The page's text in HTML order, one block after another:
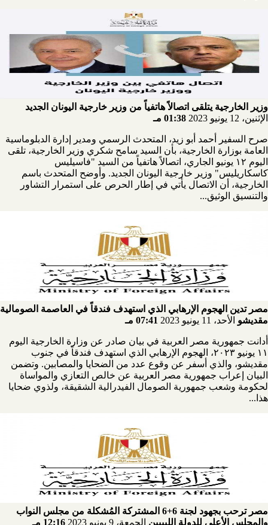
وزير الخارجية يتلقى اتصالاً هاتفياً من وزير خارجية اليونان الجديد
الإثنين، 12 يونيو 2023
01:38 مـ
صرح السفير أحمد أبو زيد، المتحدث الرسمي ومدير إدارة الدبلوماسية
العامة بوزارة الخارجية، بأن السيد سامح شكري وزير الخارجية، تلقى
اليوم ١٢ يونيو الجاري، اتصالاً هاتفياً من السيد "فاسيليس
كاسكاريليس" وزير خارجية اليونان الجديد. وأوضح المتحدث باسم
الخارجية، أن الاتصال يأتي في إطار الحرص على استمرار التشاور
والتنسيق الوثيق...
مصر تدين الهجوم الإرهابي الذي استهدف فندقاً في العاصمة الصومالية
مقديشو الأحد، 11 يونيو 2023 07:41 مـ
أدانت جمهورية مصر العربية في بيان صادر عن وزارة الخارجية اليوم
١١ يونيو ٢٠٢٣، الهجوم الإرهابي الذي استهدف فندقاً في جنوب
مقديشو، والذي أسفر عن وقوع عدد من الضحايا والمصابين. وتضمن
البيان إعراب جمهورية مصر العربية عن خالص التعازي والمواساة
لحكومة وشعب جمهورية الصومال الفيدرالية الشقيقة، ولذوي ضحايا
هذا...
مصر ترحب بجهود لجنة 6+6 المشتركة المُشكلة من مجلس النواب
والمجلس الأعلى للدولة الليبيين الجمعة، 9 يونيو 2023 12:16 مـ